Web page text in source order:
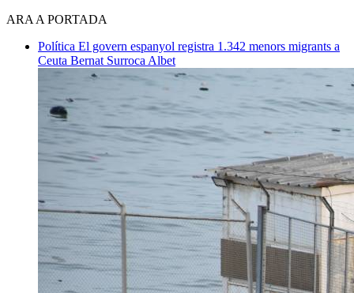
ARA A PORTADA
Política El govern espanyol registra 1.342 menors migrants a
Ceuta Bernat Surroca Albet